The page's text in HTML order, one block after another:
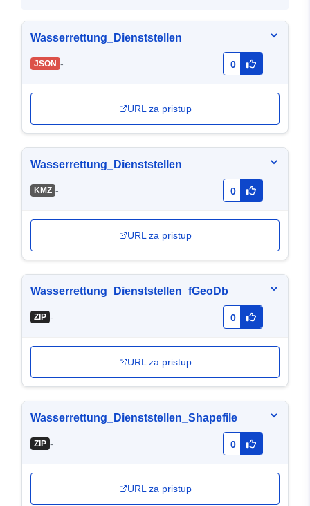
Wasserrettung_Dienststellen
JSON - 0
URL za pristup
Wasserrettung_Dienststellen
KMZ - 0
URL za pristup
Wasserrettung_Dienststellen_fGeoDb
ZIP - 0
URL za pristup
Wasserrettung_Dienststellen_Shapefile
ZIP - 0
URL za pristup